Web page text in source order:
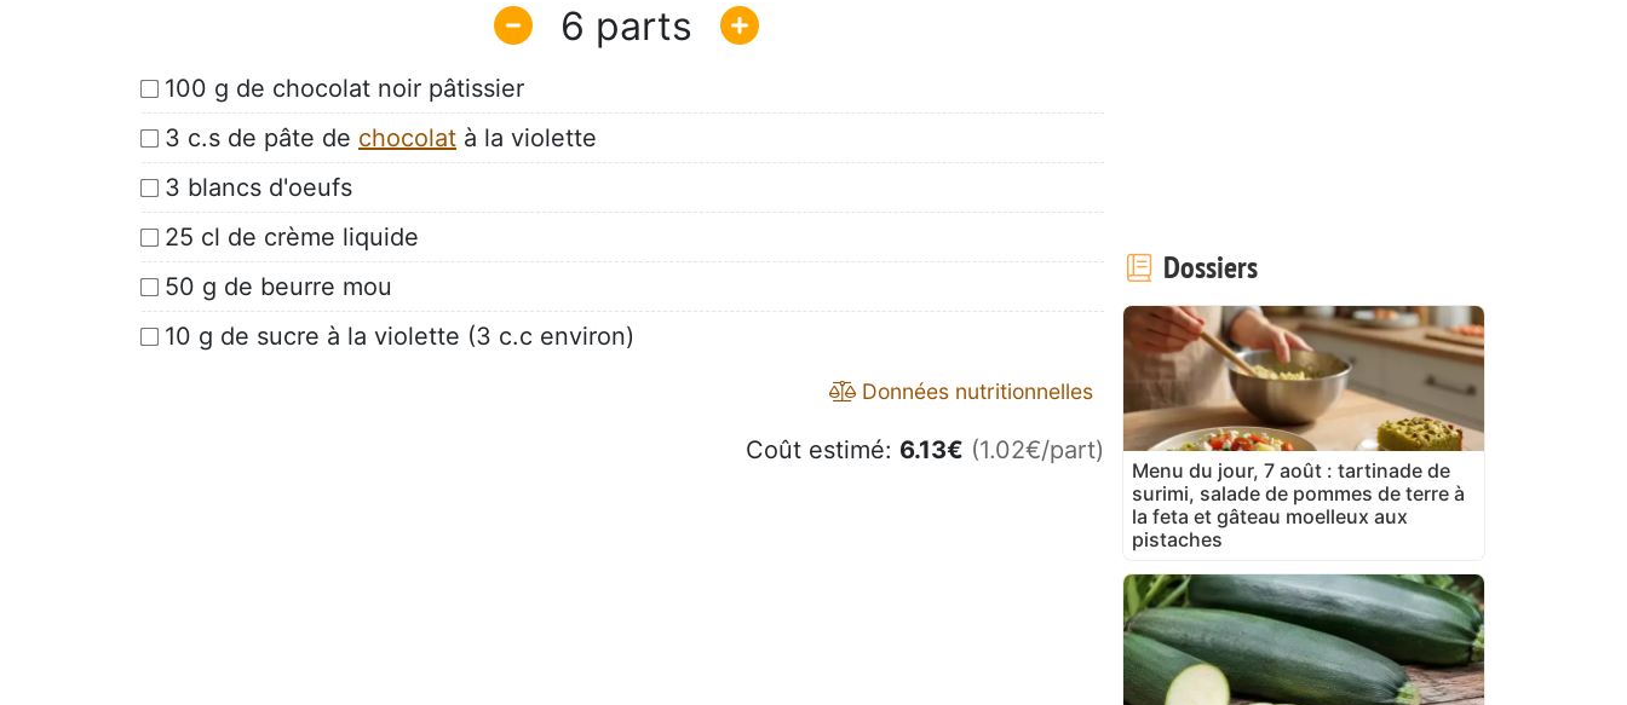
6
100 g de chocolat noir pâtissier
3 c.s de pâte de chocolat à la violette
3 blancs d'oeufs
25 cl de crème liquide
50 g de beurre mou
10 g de sucre à la violette (3 c.c environ)
Données nutritionnelles
Coût estimé: 6.13€ (1.02€/part)
Dossiers
Menu du jour, 7 août : tartinade de
surimi, salade de pommes de terre à
la feta et gâteau moelleux aux
pistaches